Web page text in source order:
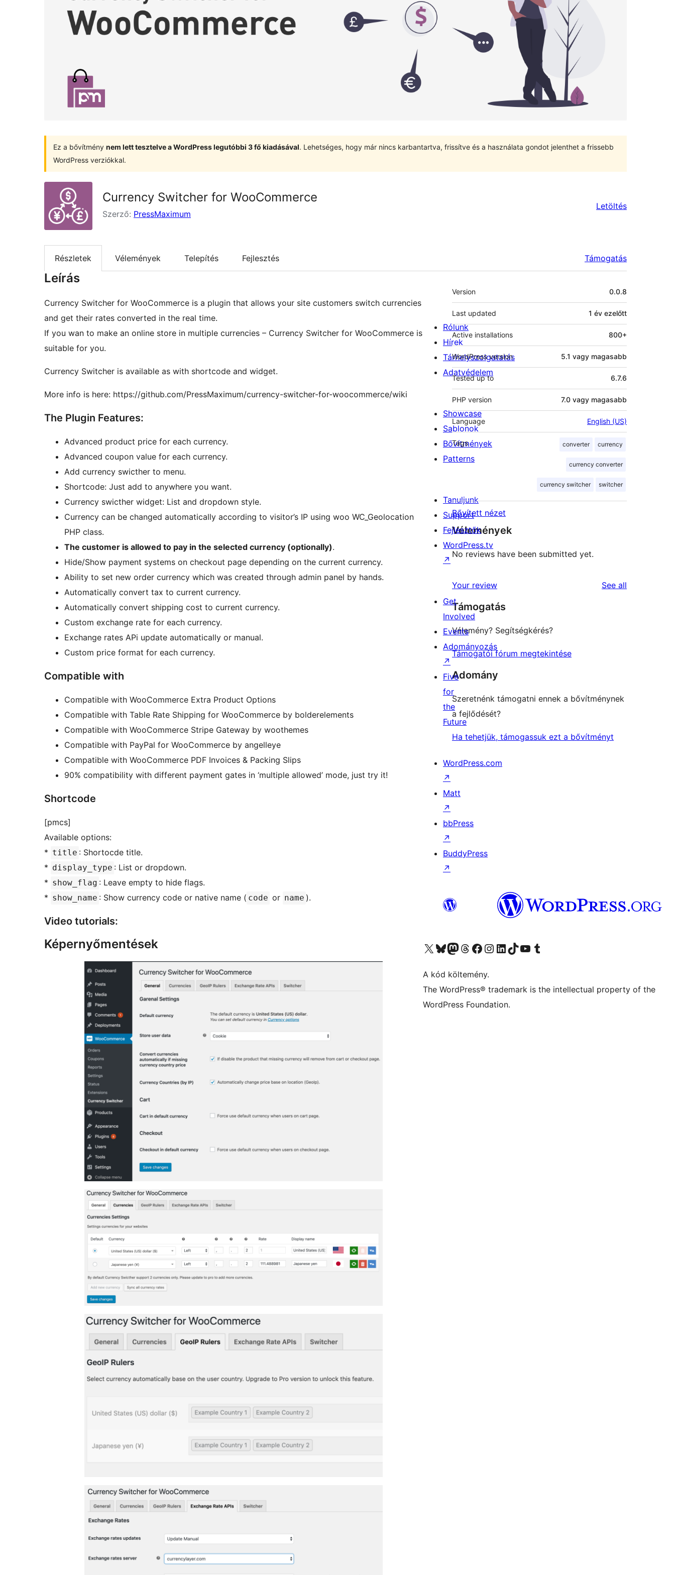
Ez a bővítmény nem lett tesztelve a WordPress legutóbbi 3 fő kiadásával. Lehetséges, hogy már nincs karbantartva, frissítve és a használata gondot jelenthet a frissebb
WordPress verziókkal.
Currency Switcher for WooCommerce
Szerző: PressMaximum
Letöltés
Részletek Vélemények Telepítés Fejlesztés Támogatás
Leírás
Currency Switcher for WooCommerce is a plugin that allows your site customers switch currencies
and get their rates converted in the real time.
If you wan to make an online store in multiple currencies – Currency Switcher for WooCommerce is
suitable for you.
Currency Switcher is available as with shortcode and widget.
More info is here: https://github.com/PressMaximum/currency-switcher-for-woocommerce/wiki
The Plugin Features:
Advanced product price for each currency.
Advanced coupon value for each currency.
Add currency swicther to menu.
Shortcode: Just add to anywhere you want.
Currency swicther widget: List and dropdown style.
Currency can be changed automatically according to visitor’s IP using woo WC_Geolocation
PHP class.
The customer is allowed to pay in the selected currency (optionally).
Hide/Show payment systems on checkout page depending on the current currency.
Ability to set new order currency which was created through admin panel by hands.
Automatically convert tax to current currency.
Automatically convert shipping cost to current currency.
Custom exchange rate for each currency.
Exchange rates APi update automatically or manual.
Custom price format for each currency.
Compatible with
Compatible with WooCommerce Extra Product Options
Compatible with Table Rate Shipping for WooCommerce by bolderelements
Compatible with WooCommerce Stripe Gateway by woothemes
Compatible with PayPal for WooCommerce by angelleye
Compatible with WooCommerce PDF Invoices & Packing Slips
90% compatibility with different payment gates in ‘multiple allowed’ mode, just try it!
Shortcode
[pmcs]
Available options:
* title : Shortocde title.
* display_type : List or dropdown.
* show_flag : Leave empty to hide flags.
* show_name : Show currency code or native name ( code or name ).
Video tutorials:
Képernyőmentések
Meta
Version 0.0.8
Last updated 1 év ezelőtt
Active installations 800+
WordPress version 5.1 vagy magasabb
Tested up to 6.7.6
PHP version 7.0 vagy magasabb
Language English (US)
Tags converter currency
currency converter
currency switcher switcher
Bővített nézet
Vélemények
No reviews have been submitted yet.
Your review See all
Támogatás
Vélemény? Segítségkérés?
Támogatói fórum megtekintése
Adomány
Szeretnénk támogatni ennek a bővítménynek
a fejlődését?
Ha tehetjük, támogassuk ezt a bővítményt
Rólunk
Hírek
Tárhelyszolgatatás
Adatvédelem
Showcase
Sablonok
Bővítmények
Patterns
Tanuljunk
Support
Fejlesztők
WordPress.tv
↗
Get
Involved
Events
Adományozás
↗
Five
for
the
Future
WordPress.com
↗
Matt
↗
bbPress
↗
BuddyPress
↗
Visit our X (formerly Twitter) account
Visit our Bluesky account
Twitter csatornánk
Visit our Threads account
Facebook oldalunk megtekintése
Visit our Instagram account
Visit our LinkedIn account
Visit our TikTok account
Visit our YouTube channel
Visit our Tumblr account
A kód költemény.
The WordPress® trademark is the intellectual property of the
WordPress Foundation.